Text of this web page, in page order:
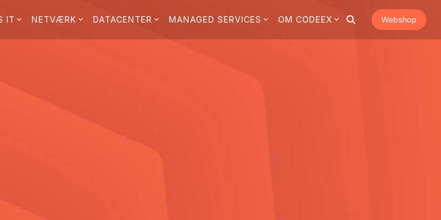
IT NETVÆRK DATACENTER MANAGED SERVICES OM CODEEX